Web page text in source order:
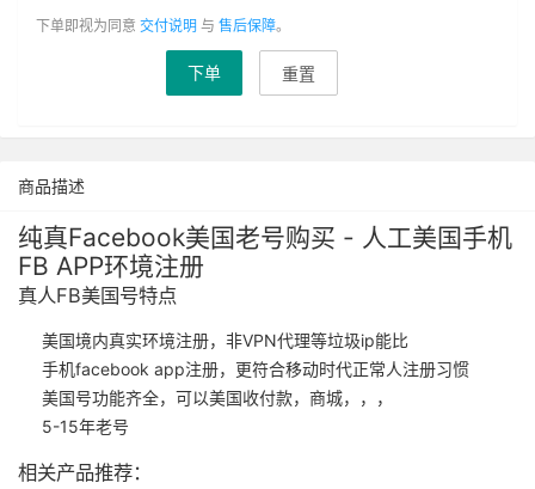
下单即视为同意 交付说明 与 售后保障。
下单 重置
商品描述
纯真Facebook美国老号购买 - 人工美国手机
FB APP环境注册
真人FB美国号特点
美国境内真实环境注册，非VPN代理等垃圾ip能比
手机facebook app注册，更符合移动时代正常人注册习惯
美国号功能齐全，可以美国收付款，商城，，，
5-15年老号
相关产品推荐：